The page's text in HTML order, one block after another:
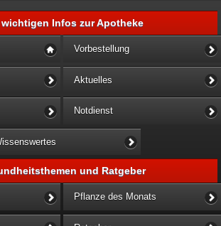
Infos zur Apotheke
Vorbestellung
Aktuelles
Notdienst
und Ratgeber
Pflanze des Monats